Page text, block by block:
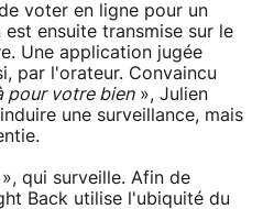
voter en ligne pour un
ensuite transmise sur le
Une application jugée
par l'orateur. Convaincu
pour votre bien», Julien
une surveillance, mais
qui surveille. Afin de
Back utilise l'ubiquité du